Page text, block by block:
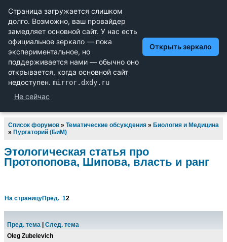
Научный форум dxdy
Математика, Физика, Computer Science, Machine Learning,
LaTeX, Механика и Техника, Химия,
Биология и Медицина, Экономика и Финансовая
Математика, Гуманитарные науки
Список форумов » Тематические обсуждения » Биология и Медицина
» Пургаторий (БиМ)
Этологическая статья про
Протопопова, Шипова, власть и ранг
На страницуПред. 12
Пред. тема
След. тема
Oleg Zubelevich